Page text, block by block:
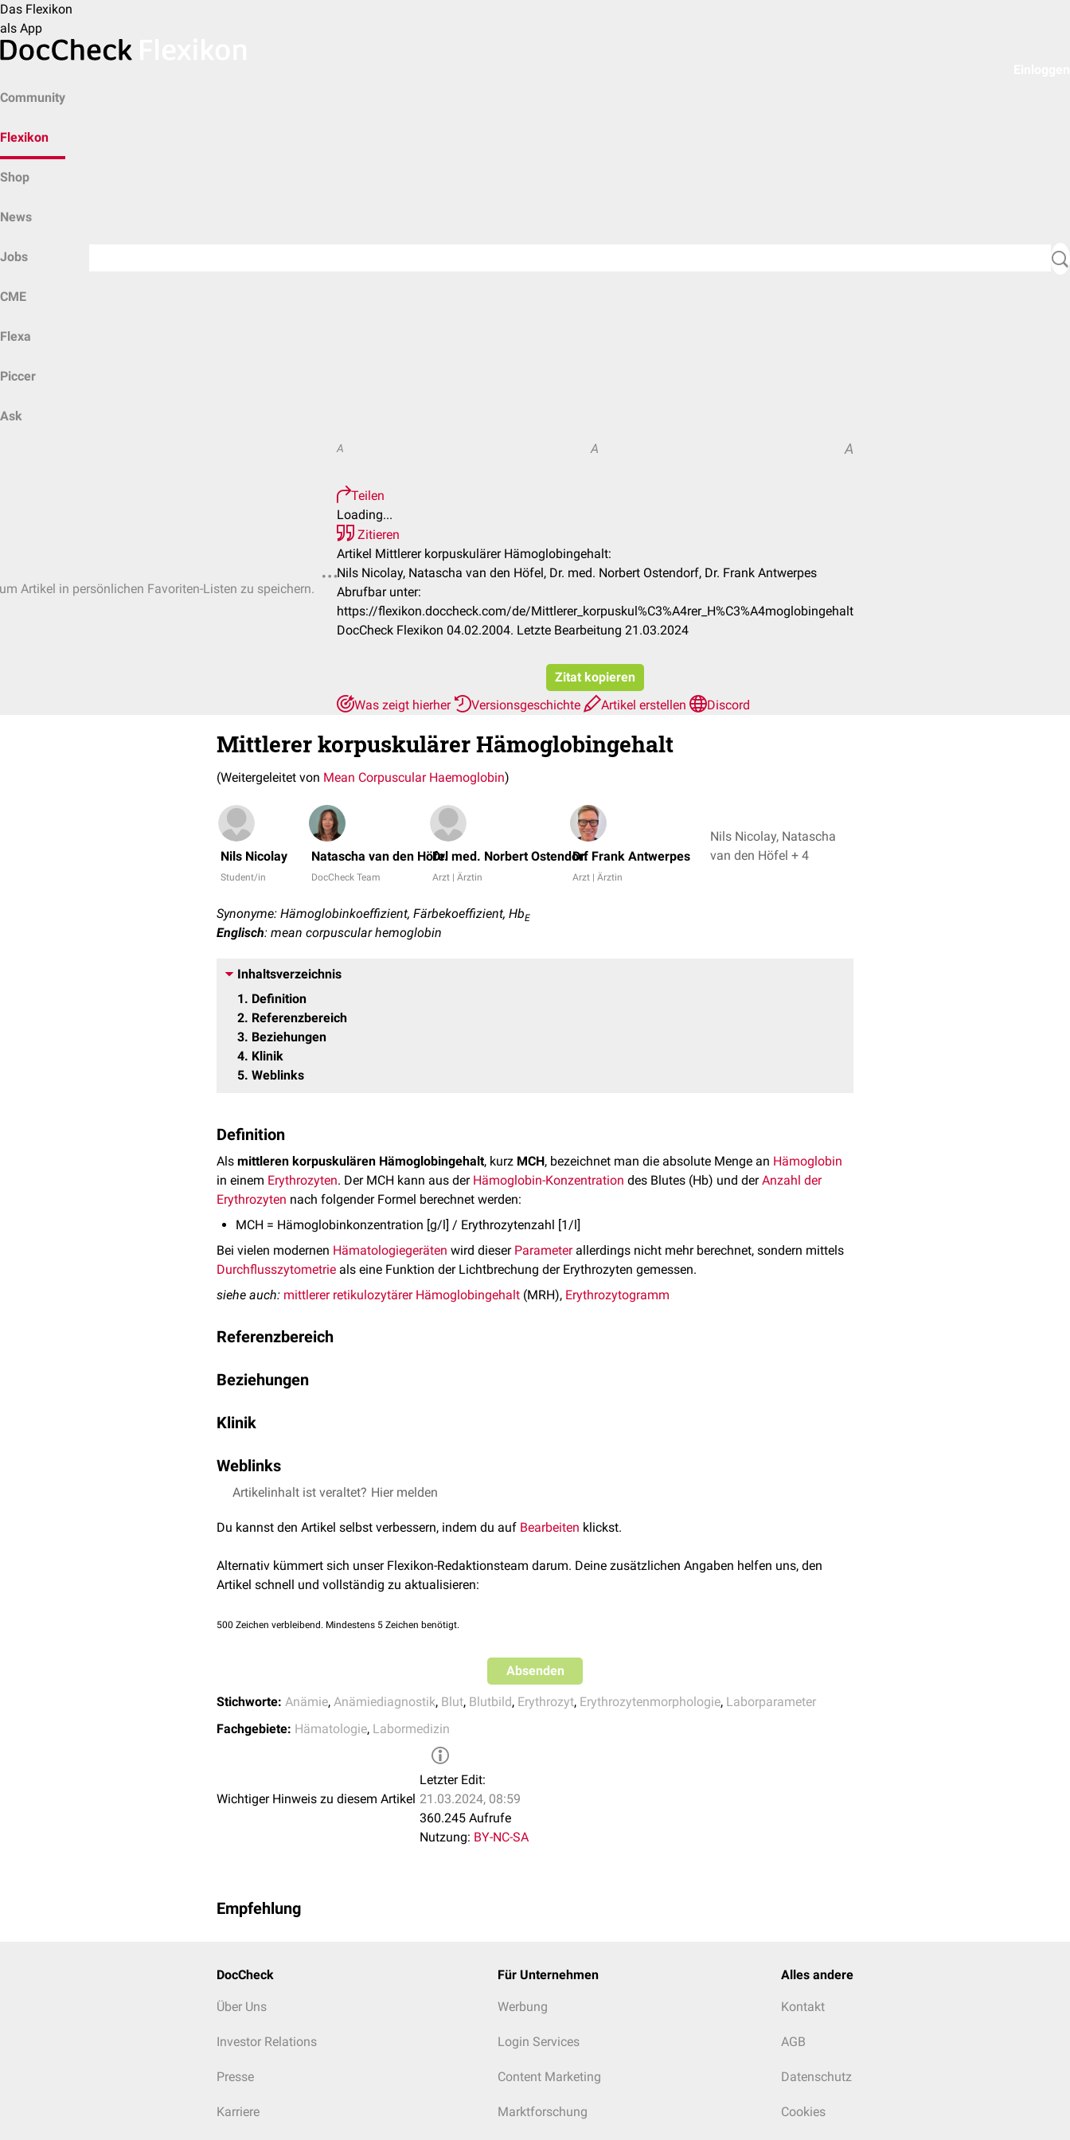
Das Flexikon
als App
Community
Flexikon
Shop
News
Jobs
CME
Flexa
Piccer
Ask
Artikel in persönlichen Favoriten-Listen zu speichern.
A A A
Teilen
Loading...
Zitieren
Artikel Mittlerer korpuskulärer Hämoglobingehalt:
Nils Nicolay, Natascha van den Höfel, Dr. med. Norbert Ostendorf, Dr. Frank Antwerpes
Abrufbar unter:
https://flexikon.doccheck.com/de/Mittlerer_korpuskul%C3%A4rer_H%C3%A4moglobingehalt
DocCheck Flexikon 04.02.2004. Letzte Bearbeitung 21.03.2024
Zitat kopieren
Was zeigt hierher
Versionsgeschichte Artikel erstellen Discord
Mittlerer korpuskulärer Hämoglobingehalt
(Weitergeleitet von Mean Corpuscular Haemoglobin)
Nils Nicolay
Student/in
Natascha van den Höfel
DocCheck Team
Dr. med. Norbert Ostendorf
Arzt | Ärztin
Dr. Frank Antwerpes
Arzt | Ärztin
Nils Nicolay, Natascha
van den Höfel + 4
Synonyme: Hämoglobinkoeffizient, Färbekoeffizient, HbE
Englisch: mean corpuscular hemoglobin
Inhaltsverzeichnis
1
Definition
2 Referenzbereich
3 Beziehungen
4 Klinik
5 Weblinks
Definition
Als mittleren korpuskulären Hämoglobingehalt, kurz MCH, bezeichnet man die absolute Menge an Hämoglobin
in einem Erythrozyten. Der MCH kann aus der Hämoglobin-Konzentration des Blutes (Hb) und derAnzahl der
Erythrozyten nach folgender Formel berechnet werden:
MCH = Hämoglobinkonzentration [g/l] / Erythrozytenzahl [1/l]
Bei vielen modernen Hämatologiegeräten wird dieser Parameterallerdings nicht mehr berechnet, sondern mittels
Durchflusszytometrie als eine Funktion der Lichtbrechung der Erythrozyten gemessen.
siehe auch: mittlerer retikulozytärer Hämoglobingehalt (MRH), Erythrozytogramm
Referenzbereich
Blutes und blutbildenden Systems. Der MCH beträgt unter physiologischen Bedingungen etwa
Der Wert kann auch in
Beziehungen
der
Der Zusammenhang ist durch die Beziehung
MCH = MCHC x MCV
gegeben. Das bedeutet: Sind zwei dieser drei Größen bekannt, kann die dritte daraus errechnet werden.
Klinik
Erythrozyten mit normalem Hämoglobingehalt werden als
siehe auch: Anämiediagnostik
Weblinks
Laborlexikon
Artikelinhalt ist veraltet? Hier melden
Du kannst den Artikel selbst verbessern, indem du auf Bearbeiten klickst.
Alternativ kümmert sich unser Flexikon-Redaktionsteam darum. Deine zusätzlichen Angaben helfen uns, den
Artikel schnell und vollständig zu aktualisieren:
500 Zeichen verbleibend. Mindestens 5 Zeichen benötigt.
Absenden
Stichworte: Anämie, Anämiediagnostik, Blut, Blutbild, Erythrozyt, Erythrozytenmorphologie, Laborparameter
Fachgebiete: Hämatologie, Labormedizin
Wichtiger Hinweis zu diesem Artikel
Letzter Edit:
21.03.2024, 08:59
360.245 Aufrufe
Nutzung: BY-NC-SA
Empfehlung
DocCheck
Über Uns
Investor Relations
Presse
Karriere
Für Unternehmen
Werbung
Login Services
Content Marketing
Marktforschung
Alles andere
Kontakt
AGB
Datenschutz
Cookies